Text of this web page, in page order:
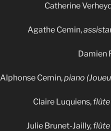
Catherine
Agathe Cemin,
Damien
Alphonse Cemin,piano
Claire Luquiens, flûte
Julie Brunet-Jailly, flûte